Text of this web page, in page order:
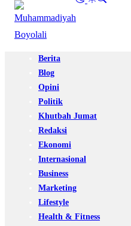
Berita
Blog
Opini
Politik
Khutbah Jumat
Redaksi
Ekonomi
Internasional
Business
Marketing
Lifestyle
Health & Fitness